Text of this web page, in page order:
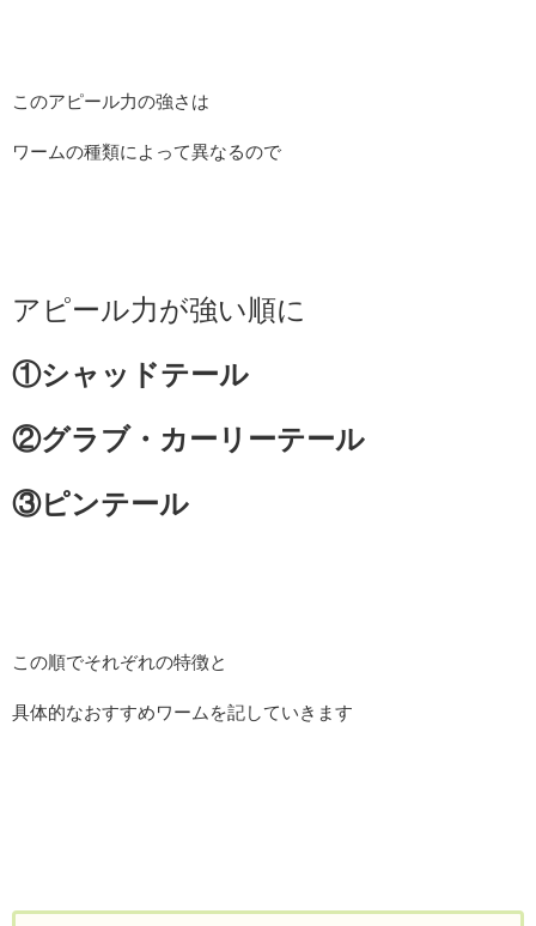
このアピール力の強さは
ワームの種類によって異なるので
アピール力が強い順に
①シャッドテール
②グラブ・カーリーテール
③ピンテール
この順でそれぞれの特徴と
具体的なおすすめワームを記していきます